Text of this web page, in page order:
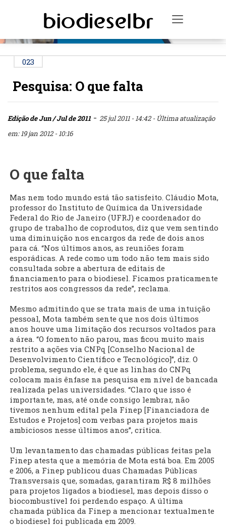
Toggle
023
Pesquisa: O que falta
Edição de Jun / Jul de 2011 - 25 jul 2011 - 14:42- Última atualização
em: 19 jan 2012 - 10:16
O que falta
Mas nem todo mundo está tão satisfeito. Cláudio Mota,
professor do Instituto de Química da Universidade
Federal do Rio de Janeiro (UFRJ) e coordenador do
grupo de trabalho de coprodutos, diz que vem sentindo
uma diminuição nos encargos da rede de dois anos
para cá. “Nos últimos anos, as reuniões foram
esporádicas. A rede como um todo não tem mais sido
consultada sobre a abertura de editais de
financiamento para o biodiesel. Ficamos praticamente
restritos aos congressos da rede”, reclama.
Mesmo admitindo que se trata mais de uma intuição
pessoal, Mota também sente que nos dois últimos
anos houve uma limitação dos recursos voltados para
a área. “O fomento não parou, mas ficou muito mais
restrito a ações via CNPq [Conselho Nacional de
Desenvolvimento Científico e Tecnológico]”, diz. O
problema, segundo ele, é que as linhas do CNPq
colocam mais ênfase na pesquisa em nível de bancada
realizada pelas universidades. “Claro que isso é
importante, mas, até onde consigo lembrar, não
tivemos nenhum edital pela Finep [Financiadora de
Estudos e Projetos] com verbas para projetos mais
ambiciosos nesse últimos anos”, critica.
Um levantamento das chamadas públicas feitas pela
Finep atesta que a memória de Mota está boa. Em 2005
e 2006, a Finep publicou duas Chamadas Públicas
Transversais que, somadas, garantiram R$ 8 milhões
para projetos ligados a biodiesel, mas depois disso o
biocombustível foi perdendo espaço. A última
chamada pública da Finep a mencionar textualmente
o biodiesel foi publicada em 2009.